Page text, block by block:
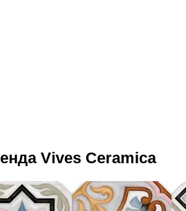
Vives Ceramica